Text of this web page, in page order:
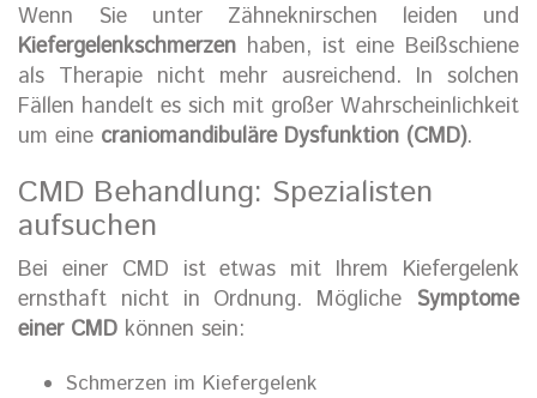
Wenn Sie unter Zähneknirschen leiden und
Kiefergelenkschmerzen haben, ist eine Beißschiene
als Therapie nicht mehr ausreichend. In solchen
Fällen handelt es sich mit großer Wahrscheinlichkeit
um eine craniomandibuläre Dysfunktion (CMD).
CMD Behandlung: Spezialisten
aufsuchen
Bei einer CMD ist etwas mit Ihrem Kiefergelenk
ernsthaft nicht in Ordnung. Mögliche Symptome
einer CMD können sein:
Schmerzen im Kiefergelenk